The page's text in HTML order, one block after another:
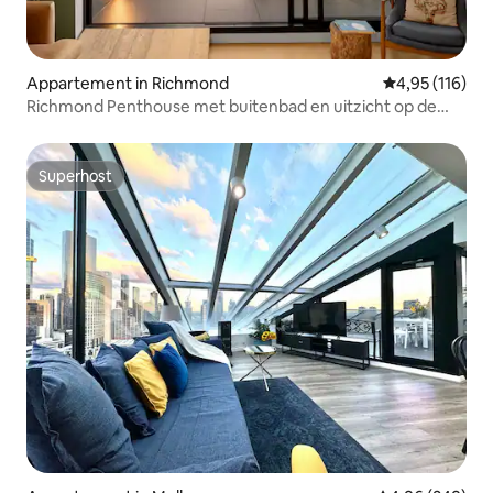
opnieuw niet moeilijk te vinden is.
Appartement in Richmond Gemiddelde
4,95 (116)
Richmond Penthouse met buitenbad en uitzicht op de
Superhost
Superhost